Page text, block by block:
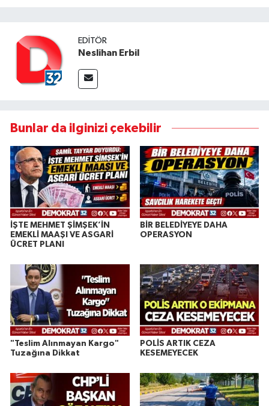
EDITÖR
Neslihan Erbil
Bunlar da ilginizi çekebilir
İŞTE MEHMET ŞİMŞEK’İN
EMEKLİ MAAŞI VE ASGARİ
ÜCRET PLANI
BİR BELEDİYEYE DAHA
OPERASYON
"Teslim Alınmayan Kargo"
Tuzağına Dikkat
POLİS ARTIK CEZA
KESEMEYECEK